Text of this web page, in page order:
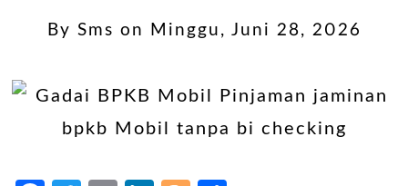
By Sms on Minggu, Juni 28, 2026